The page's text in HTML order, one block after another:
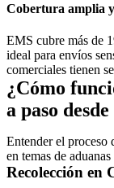
Cobertura amplia
EMS cubre más de
ideal para envíos
comerciales tienen
¿Cómo
a paso
Entender el proceso
en temas de
Recolección en